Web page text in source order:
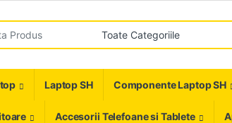
Laptop SH Componente Laptop SH
Accesorii Telefoane si Tablete